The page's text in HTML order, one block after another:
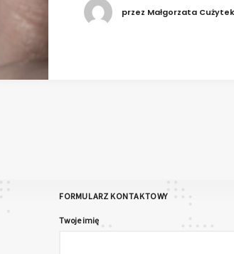
przez Małgorzata Cużytek
FORMULARZ KONTAKTOWY
Twoje imię